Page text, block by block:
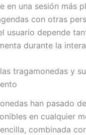
en una sesión más
con otras
usuario depende
durante la
tragamonedas y
han pasado
en cualquier
combinada